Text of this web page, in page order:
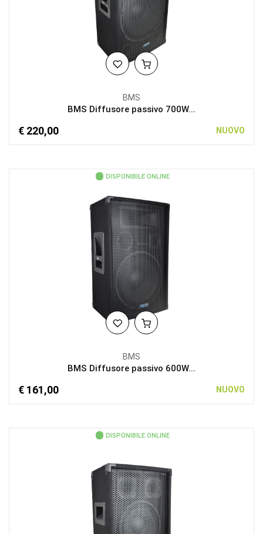
BMS
BMS Diffusore passivo 700W...
€ 220,00 NUOVO
DISPONIBILE ONLINE
BMS
BMS Diffusore passivo 600W...
€ 161,00 NUOVO
DISPONIBILE ONLINE